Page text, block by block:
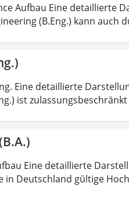
Aufbau Eine detaillierte
(B.Eng.) kann auch
Eine detaillierte
ist zulassungsbeschränkt
Eine detaillierte
Deutschland gültige